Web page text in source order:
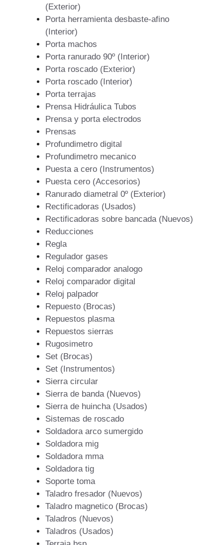
(Exterior)
Porta herramienta desbaste-afino
(Interior)
Porta machos
Porta ranurado 90º (Interior)
Porta roscado (Exterior)
Porta roscado (Interior)
Porta terrajas
Prensa Hidráulica Tubos
Prensa y porta electrodos
Prensas
Profundimetro digital
Profundimetro mecanico
Puesta a cero (Instrumentos)
Puesta cero (Accesorios)
Ranurado diametral 0º (Exterior)
Rectificadoras (Usados)
Rectificadoras sobre bancada (Nuevos)
Reducciones
Regla
Regulador gases
Reloj comparador analogo
Reloj comparador digital
Reloj palpador
Repuesto (Brocas)
Repuestos plasma
Repuestos sierras
Rugosimetro
Set (Brocas)
Set (Instrumentos)
Sierra circular
Sierra de banda (Nuevos)
Sierra de huincha (Usados)
Sistemas de roscado
Soldadora arco sumergido
Soldadora mig
Soldadora mma
Soldadora tig
Soporte toma
Taladro fresador (Nuevos)
Taladro magnetico (Brocas)
Taladros (Nuevos)
Taladros (Usados)